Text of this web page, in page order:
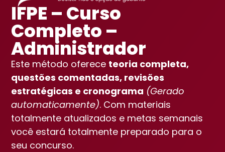
IFPE – Curso
Completo –
Administrador
Este método oferece teoria completa,
questões comentadas, revisões
estratégicas e cronograma (Gerado
automaticamente). Com materiais
totalmente atualizados e metas semanais
você estará totalmente preparado para o
seu concurso.